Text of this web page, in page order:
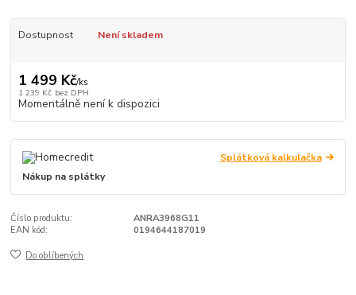
Dostupnost Není skladem
1 499 Kč/ks
1 239 Kč bez DPH
Momentálně není k dispozici
Splátková kalkulačka
Nákup na splátky
Číslo produktu:
ANRA3968G11
EAN kód:
0194644187019
Do oblíbených